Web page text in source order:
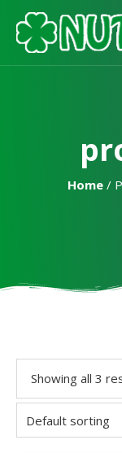
Home/
Showing all 3